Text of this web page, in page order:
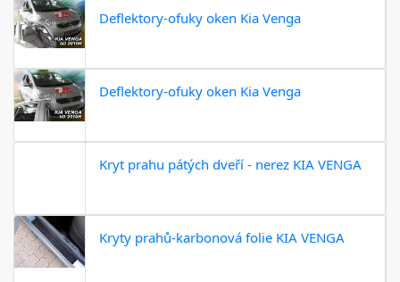
Deflektory-ofuky oken Kia Venga
Deflektory-ofuky oken Kia Venga
Kryt prahu pátých dveří - nerez KIA VENGA
Kryty prahů-karbonová folie KIA VENGA